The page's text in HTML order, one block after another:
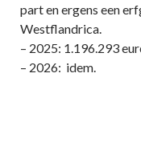
part en ergens een
Westflandrica.
– 2025: 1.196.293
– 2026: idem.